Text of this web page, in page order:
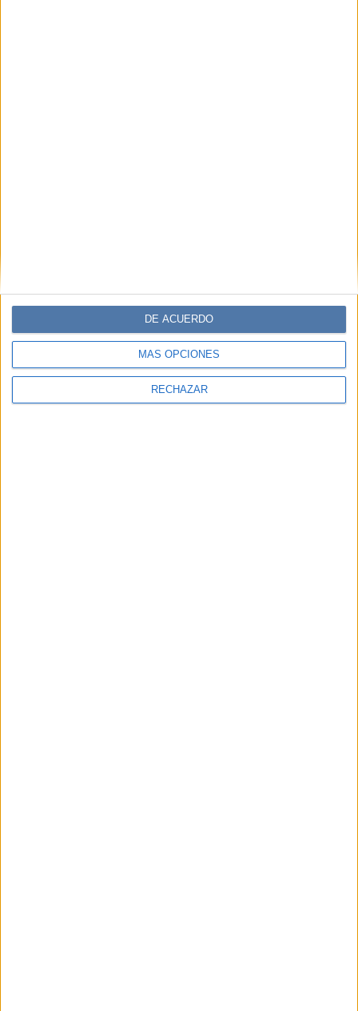
MÁS OPCIONES
RECHAZAR
DE ACUERDO